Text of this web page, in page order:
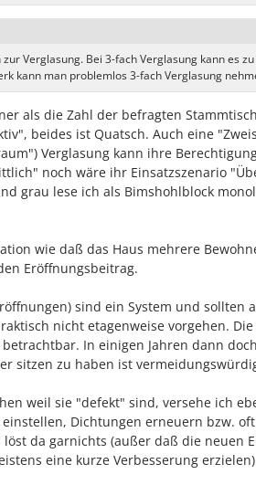
Verglasung. Bei 3-fach Verglasung kann es
kann man problemlos 3-fach Verglasung
als die Zahl der befragten
beides ist Quatsch. Auch eine
Verglasung kann ihre
noch wäre ihr Einsatzszenario
grau lese ich als Bimshohlblock
wie daß das Haus mehrere
Eröffnungsbeitrag.
sind ein System und sollten
nicht etagenweise vorgehen.
In einigen Jahren dann
sitzen zu haben ist
weil sie "defekt" sind, versehe ich
einstellen, Dichtungen erneuern bzw.
da garnichts (außer daß die neuen
eine kurze Verbesserung